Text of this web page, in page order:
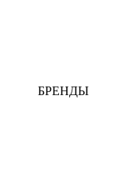
БРЕНДЫ